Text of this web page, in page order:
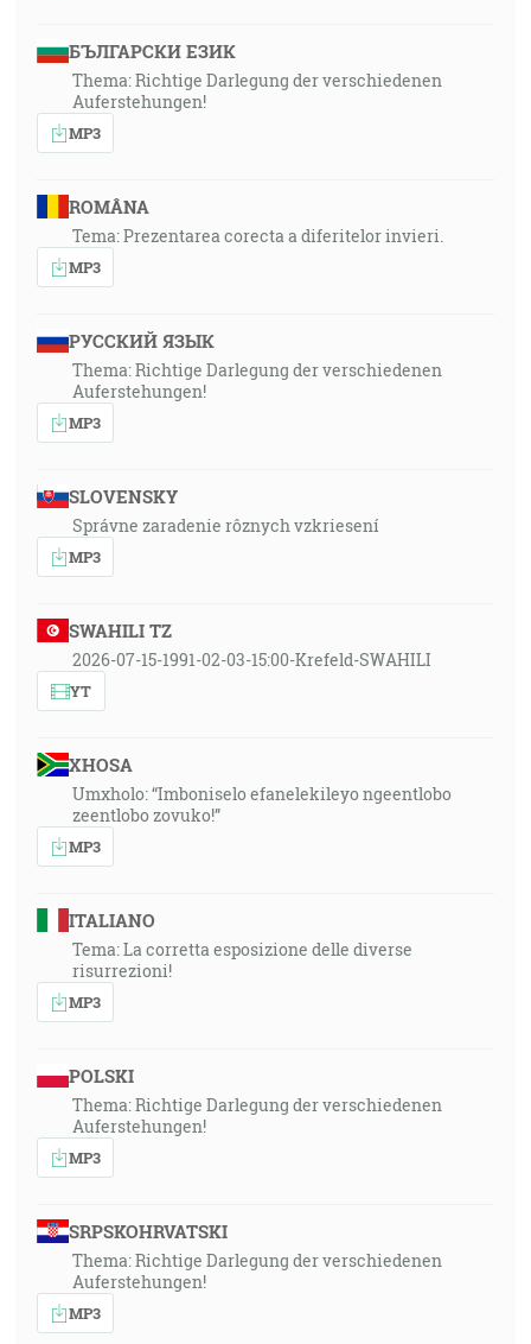
БЪЛГАРСКИ ЕЗИК
Thema: Richtige Darlegung der verschiedenen
Auferstehungen!
MP3
ROMÂNA
Tema: Prezentarea corecta a diferitelor invieri.
MP3
РУССКИЙ ЯЗЫК
Thema: Richtige Darlegung der verschiedenen
Auferstehungen!
MP3
SLOVENSKY
Správne zaradenie rôznych vzkriesení
MP3
SWAHILI TZ
2026-07-15-1991-02-03-15:00-Krefeld-SWAHILI
YT
XHOSA
Umxholo: “Imboniselo efanelekileyo ngeentlobo
zeentlobo zovuko!”
MP3
ITALIANO
Tema: La corretta esposizione delle diverse
risurrezioni!
MP3
POLSKI
Thema: Richtige Darlegung der verschiedenen
Auferstehungen!
MP3
SRPSKOHRVATSKI
Thema: Richtige Darlegung der verschiedenen
Auferstehungen!
MP3